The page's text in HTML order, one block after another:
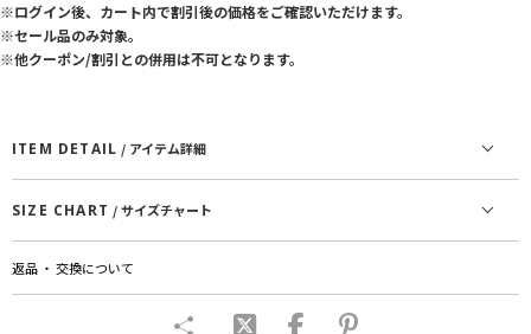
※ログイン後、カート内で割引後の価格をご確認いただけます。
※セール品のみ対象。
※他クーポン/割引との併用は不可となります。
ITEM DETAIL / アイテム詳細
SIZE CHART / サイズチャート
返品 ・ 交換について